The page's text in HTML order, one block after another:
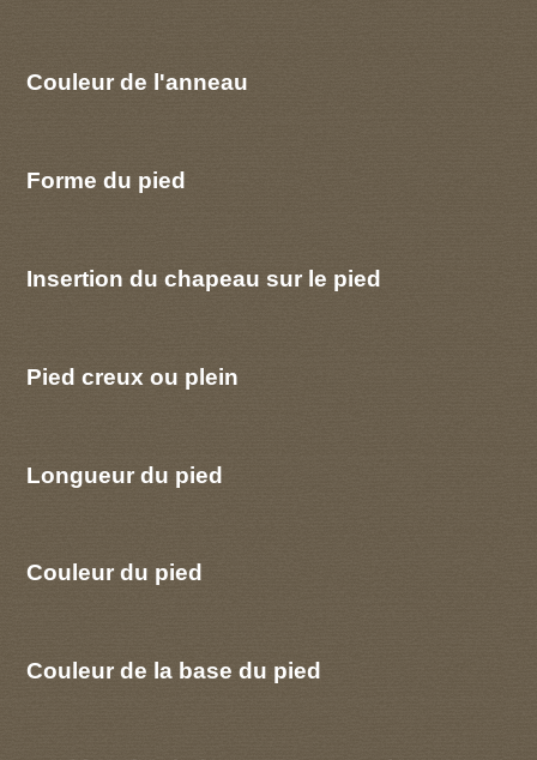
Couleur de l'anneau
Forme du pied
Insertion du chapeau sur le pied
Pied creux ou plein
Longueur du pied
Couleur du pied
Couleur de la base du pied